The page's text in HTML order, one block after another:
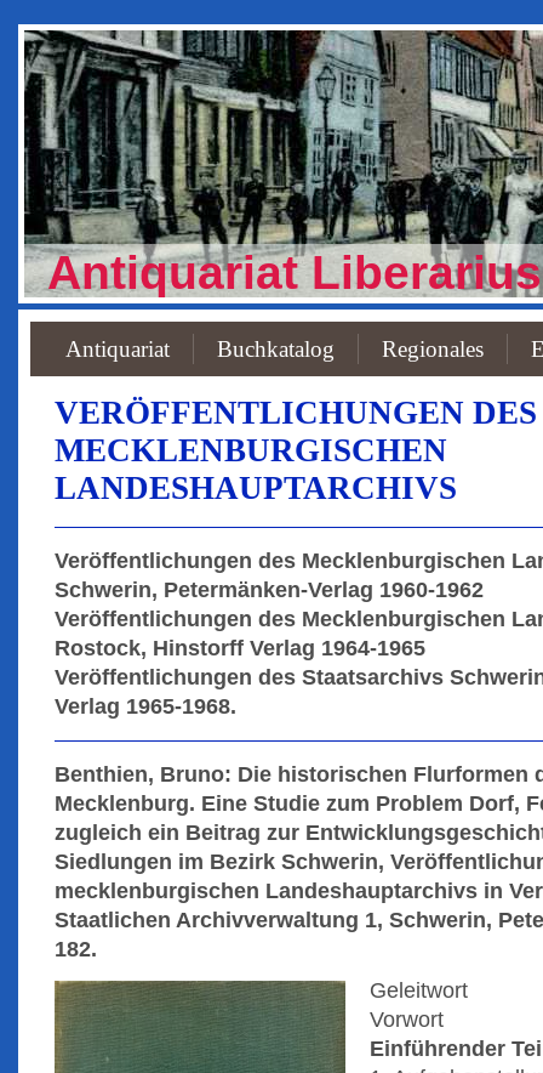
Antiquariat Liberarius
Antiquariat Buchkatalog Regionales
VERÖFFENTLICHUNGEN DES
MECKLENBURGISCHEN
LANDESHAUPTARCHIVS
Veröffentlichungen des Mecklenburgischen
Schwerin, Petermänken-Verlag 1960-1962
Veröffentlichungen des Mecklenburgischen
Rostock, Hinstorff Verlag 1964-1965
Veröffentlichungen des Staatsarchivs
Verlag 1965-1968.
Benthien, Bruno: Die historischen Flurformen
Mecklenburg. Eine Studie zum Problem Dorf,
zugleich ein Beitrag zur
Siedlungen im Bezirk Schwerin,
mecklenburgischen Landeshauptarchivs in
Staatlichen Archivverwaltung 1, Schwerin,
182.
Geleitwort
Vorwort
Einführender